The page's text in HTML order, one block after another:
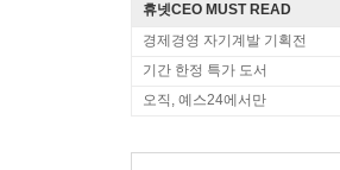
휴넷CEO MUST READ
경제경영 자기계발 기획전
기간 한정 특가 도서
오직, 예스24에서만